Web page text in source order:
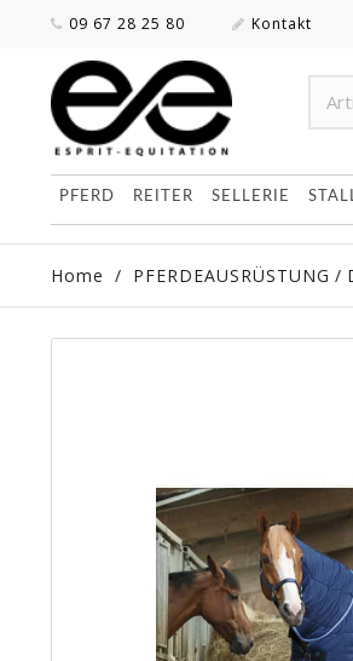
09 67 28 25 80 Kontakt
PFERD REITER SELLERIE
Home / PFERDEAUSRÜSTUNG /